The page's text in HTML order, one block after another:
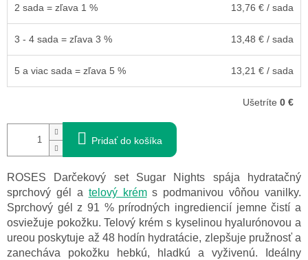
2 sada = zľava 1 % 13,76 € / sada
3 - 4 sada = zľava 3 % 13,48 € / sada
5 a viac sada = zľava 5 % 13,21 € / sada
Ušetríte 0 €
Pridať do košíka
ROSES Darčekový set Sugar Nights spája hydratačný
sprchový gél a telový kréms podmanivou vôňou vanilky.
Sprchový gél z 91 % prírodných ingrediencií jemne čistí a
osviežuje pokožku. Telový krém s kyselinou hyalurónovou a
ureou poskytuje až 48 hodín hydratácie, zlepšuje pružnosť a
zanecháva pokožku hebkú, hladkú a vyživenú. Ideálny